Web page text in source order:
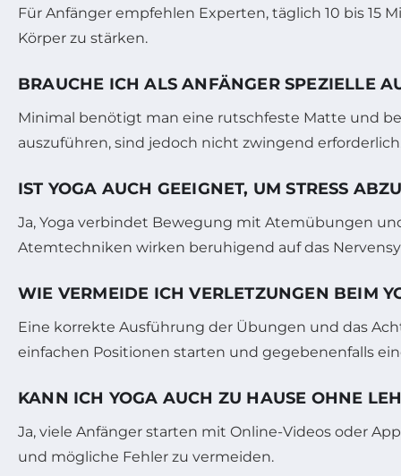
Für Anfänger empfehlen Experten, täglich 10 bis 15
Körper zu stärken.
BRAUCHE ICH ALS ANFÄNGER SPEZIELLE
Minimal benötigt man eine rutschfeste Matte und
auszuführen, sind jedoch nicht zwingend
IST YOGA AUCH GEEIGNET, UM STRESS
Ja, Yoga verbindet Bewegung mit Atemübungen
Atemtechniken wirken beruhigend auf das
WIE VERMEIDE ICH VERLETZUNGEN BEIM
Eine korrekte Ausführung der Übungen und das
einfachen Positionen starten und gegebenenfalls
KANN ICH YOGA AUCH ZU HAUSE OHNE
Ja, viele Anfänger starten mit Online-Videos oder
und mögliche Fehler zu vermeiden.